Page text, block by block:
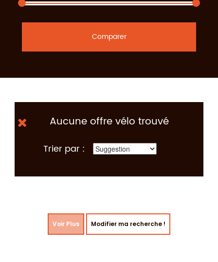
Comparer
Aucune offre vélo trouvé
Trier par :
Voir Plus Modifier ma recherche !